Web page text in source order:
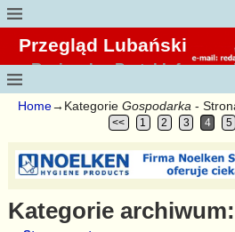
Przegląd Lubański
Regionalny Portal
Home→Kategorie Gospodarka -
<< 1 2 3 4 5
Kategorie archiwum: